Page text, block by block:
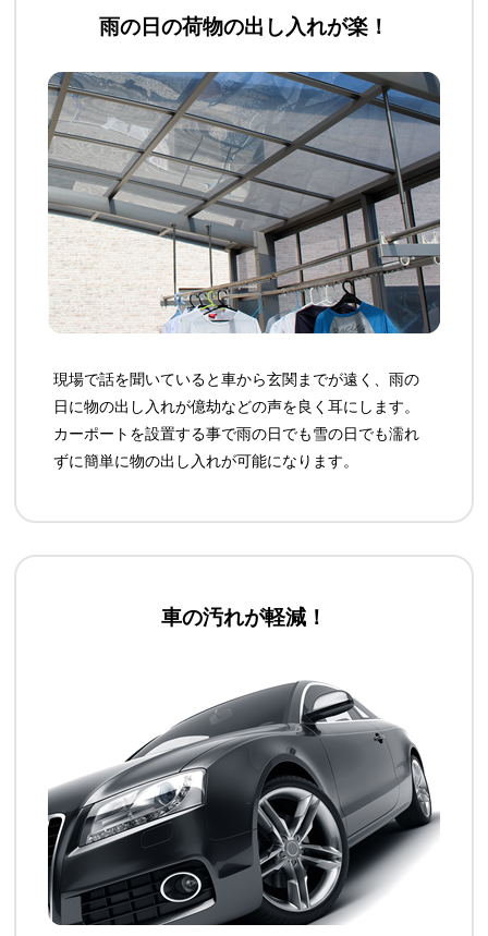
雨の日の荷物の出し入れが楽！
現場で話を聞いていると車から玄関までが遠く、雨の
日に物の出し入れが億劫などの声を良く耳にします。
カーポートを設置する事で雨の日でも雪の日でも濡れ
ずに簡単に物の出し入れが可能になります。
車の汚れが軽減！